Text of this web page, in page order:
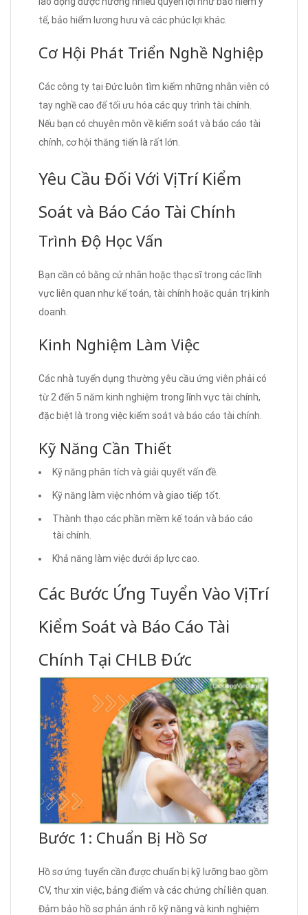
tế, bảo hiểm lương hưu và các phúc lợi khác.
Cơ Hội Phát Triển Nghề Nghiệp
Các công ty tại Đức luôn tìm kiếm những nhân viên có
tay nghề cao để tối ưu hóa các quy trình tài chính.
Nếu bạn có chuyên môn về kiểm soát và báo cáo tài
chính, cơ hội thăng tiến là rất lớn.
Yêu Cầu Đối Với Vị Trí Kiểm
Soát và Báo Cáo Tài Chính
Trình Độ Học Vấn
Bạn cần có bằng cử nhân hoặc thạc sĩ trong các lĩnh
vực liên quan như kế toán, tài chính hoặc quản trị kinh
doanh.
Kinh Nghiệm Làm Việc
Các nhà tuyển dụng thường yêu cầu ứng viên phải có
từ 2 đến 5 năm kinh nghiệm trong lĩnh vực tài chính,
đặc biệt là trong việc kiểm soát và báo cáo tài chính.
Kỹ Năng Cần Thiết
Kỹ năng phân tích và giải quyết vấn đề.
Kỹ năng làm việc nhóm và giao tiếp tốt.
Thành thạo các phần mềm kế toán và báo cáo
tài chính.
Khả năng làm việc dưới áp lực cao.
Các Bước Ứng Tuyển Vào Vị Trí
Kiểm Soát và Báo Cáo Tài
Chính Tại CHLB Đức
Bước 1: Chuẩn Bị Hồ Sơ
Hồ sơ ứng tuyển cần được chuẩn bị kỹ lưỡng bao gồm
CV, thư xin việc, bảng điểm và các chứng chỉ liên quan.
Đảm bảo hồ sơ phản ánh rõ kỹ năng và kinh nghiệm